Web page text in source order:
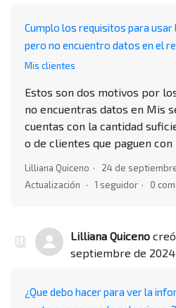
Cumplo los requisitos para usar
pero no encuentro datos en el
Mis clientes
Estos son dos motivos por
no encuentras datos en Mis
cuentas con la cantidad
o de clientes que paguen con
Lilliana Quiceno
24 de
Actualización
1 seguidor 0
Lilliana Quiceno
septiembre de 2024
¿Que debo hacer para ver la